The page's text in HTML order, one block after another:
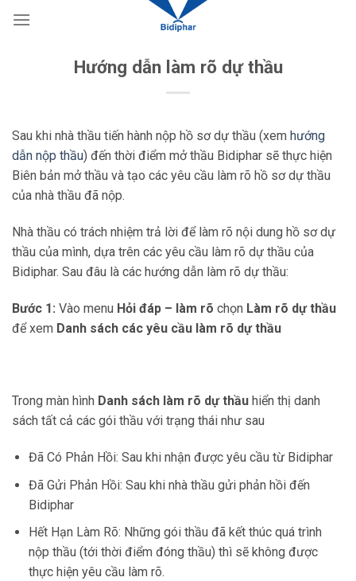
Hướng dẫn làm rõ dự thầu
Sau khi nhà thầu tiến hành nộp hồ sơ dự thầu (xem hướng
dẫn nộp thầu) đến thời điểm mở thầu Bidiphar sẽ thực hiện
Biên bản mở thầu và tạo các yêu cầu làm rõ hồ sơ dự thầu
của nhà thầu đã nộp.
Nhà thầu có trách nhiệm trả lời để làm rõ nội dung hồ sơ dự
thầu của mình, dựa trên các yêu cầu làm rõ dự thầu của
Bidiphar. Sau đâu là các hướng dẫn làm rõ dự thầu:
Bước 1: Vào menu Hỏi đáp – làm rõ chọn Làm rõ dự thầu
để xem Danh sách các yêu cầu làm rõ dự thầu
Trong màn hình Danh sách làm rõ dự thầu hiển thị danh
sách tất cả các gói thầu với trạng thái như sau
Đã Có Phản Hồi: Sau khi nhận được yêu cầu từ Bidiphar
Đã Gửi Phản Hồi: Sau khi nhà thầu gửi phản hồi đến
Bidiphar
Hết Hạn Làm Rõ: Những gói thầu đã kết thúc quá trình
nộp thầu (tới thời điểm đóng thầu) thì sẽ không được
thực hiện yêu cầu làm rõ.